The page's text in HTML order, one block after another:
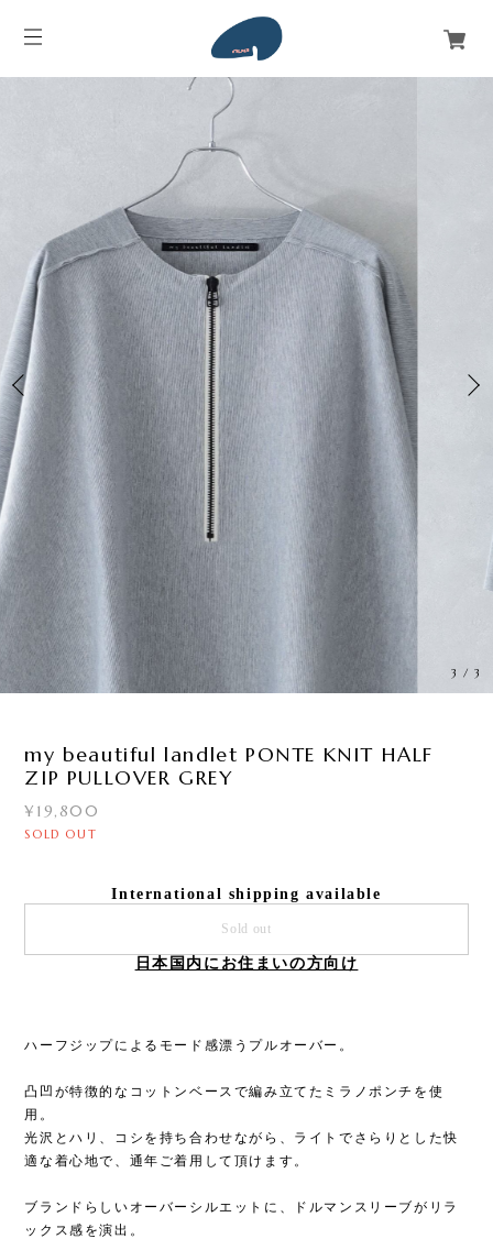
3 /3
my beautiful landlet PONTE KNIT HALF
ZIP PULLOVER GREY
¥19,800
SOLD OUT
International shipping available
Sold out
日本国内にお住まいの方向け
ハーフジップによるモード感漂うプルオーバー。
凸凹が特徴的なコットンベースで編み立てたミラノポンチを使
用。
光沢とハリ、コシを持ち合わせながら、ライトでさらりとした快
適な着心地で、通年ご着用して頂けます。
ブランドらしいオーバーシルエットに、ドルマンスリーブがリラ
ックス感を演出。